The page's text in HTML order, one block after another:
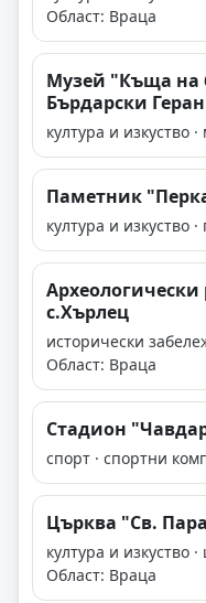
Област: Враца
Музей "Къща на
Бърдарски Геран
култура и изкуство ·
Паметник
култура и изкуство
Археологически
с.Хърлец
исторически
Област: Враца
Стадион
спорт · спортни
Църква "Св.
култура и изкуство
Област: Враца